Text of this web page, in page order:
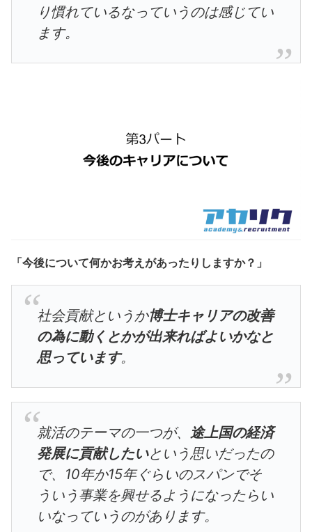
り慣れているなっていうのは感じてい
ます。
「今後について何かお考えがあったりしますか？」
社会貢献というか博士キャリアの改善
の為に動くとかが出来ればよいかなと
思っています。
就活のテーマの一つが、 途上国の経済
発展に貢献したいという思いだったの
で、10年か15年ぐらいのスパンでそ
ういう事業を興せるようになったらい
いなっていうのがあります。